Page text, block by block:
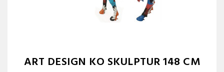
ART DESIGN KO SKULPTUR 148 CM